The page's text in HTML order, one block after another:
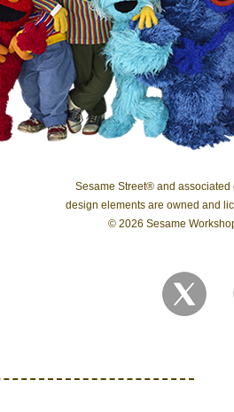
Sesame Street® and associated
design elements are owned and
© 2026 Sesame